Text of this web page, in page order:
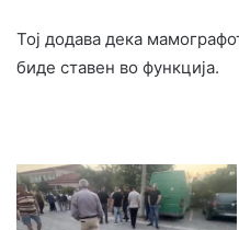
Тој додава дека
биде ставен во функција.